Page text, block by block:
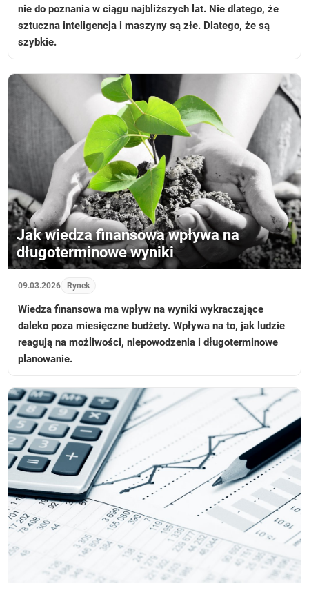
nie do poznania w ciągu najbliższych lat. Nie dlatego, że
sztuczna inteligencja i maszyny są złe. Dlatego, że są
szybkie.
Jak wiedza finansowa wpływa na
długoterminowe wyniki
09.03.2026 Rynek
Wiedza finansowa ma wpływ na wyniki wykraczające
daleko poza miesięczne budżety. Wpływa na to, jak ludzie
reagują na możliwości, niepowodzenia i długoterminowe
planowanie.